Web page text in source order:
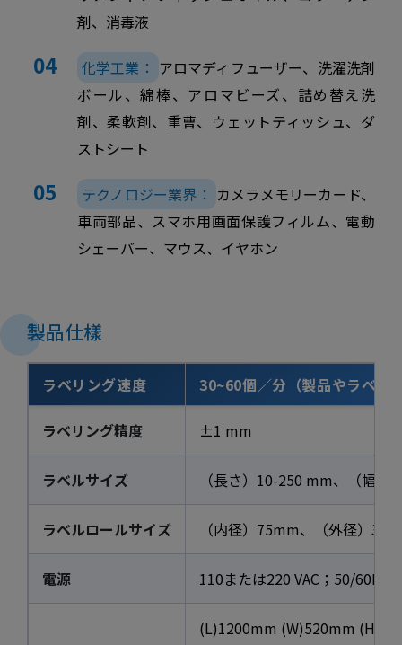
剤、消毒液
化学工業： アロマディフューザー、洗濯洗剤
ボール、綿棒、アロマビーズ、詰め替え洗
剤、柔軟剤、重曹、ウェットティッシュ、ダ
ストシート
テクノロジー業界： カメラメモリーカード、
車両部品、スマホ用画面保護フィルム、電動
シェーバー、マウス、イヤホン
製品仕樣
ラベリング速度 30~60個／分（製品やラベル
ラベリング精度 ±1 mm
ラベルサイズ （長さ）10-250 mm、（幅）
ラベルロールサイズ （内径）75mm、（外径）
電源 110または220 VAC；50/60Hz
(L)1200mm (W)520mm